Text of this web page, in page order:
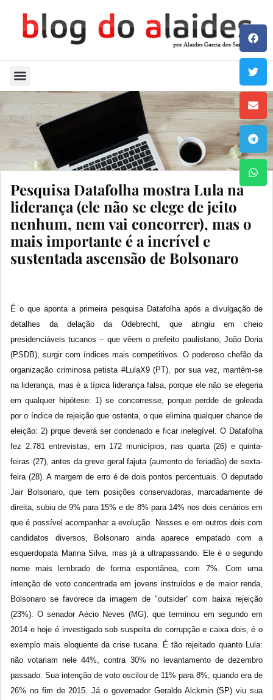
Pesquisa Datafolha mostra Lula na
liderança (ele não se elege de jeito
nenhum, nem vai concorrer), mas o
mais importante é a incrível e
sustentada ascensão de Bolsonaro
É o que aponta a primeira pesquisa Datafolha após a divulgação de
detalhes da delação da Odebrecht, que atingiu em cheio
presidenciáveis tucanos – que vêem o prefeito paulistano, João Doria
(PSDB), surgir com índices mais competitivos. O poderoso chefão da
organização criminosa petista #LulaX9 (PT), por sua vez, mantém-se
na liderança, mas é a típica liderança falsa, porque ele não se elegeria
em qualquer hipótese: 1) se concorresse, porque perdde de goleada
por o índice de rejeição que ostenta, o que elimina qualquer chance de
eleição: 2) prque deverá ser condenado e ficar inelegível. O Datafolha
fez 2.781 entrevistas, em 172 municípios, nas quarta (26) e quinta-
feiras (27), antes da greve geral fajuta (aumento de feriadão) de sexta-
feira (28). A margem de erro é de dois pontos percentuais. O deputado
Jair Bolsonaro, que tem posições conservadoras, marcadamente de
direita, subiu de 9% para 15% e de 8% para 14% nos dois cenários em
que é possível acompanhar a evolução. Nesses e em outros dois com
candidatos diversos, Bolsonaro ainda aparece empatado com a
esquerdopata Marina Silva, mas já a ultrapassando. Ele é o segundo
nome mais lembrado de forma espontânea, com 7%. Com uma
intenção de voto concentrada em jovens instruídos e de maior renda,
Bolsonaro se favorece da imagem de "outsider" com baixa rejeição
(23%). O senador Aécio Neves (MG), que terminou em segundo em
2014 e hoje é investigado sob suspeita de corrupção e caixa dois, é o
exemplo mais eloquente da crise tucana. É tão rejeitado quanto Lula:
não votariam nele 44%, contra 30% no levantamento de dezembro
passado. Sua intenção de voto oscilou de 11% para 8%, quando era de
26% no fim de 2015. Já o governador Geraldo Alckmin (SP) viu sua